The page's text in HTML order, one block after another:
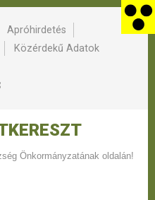
Apróhirdetés
Közérdekű Adatok
Önkormányzatának oldalán!